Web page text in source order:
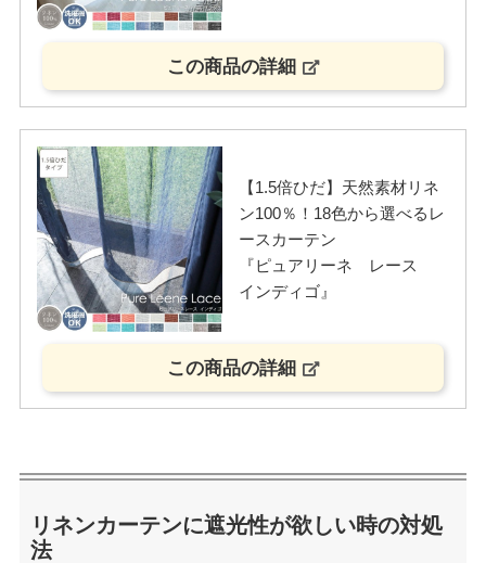
この商品の詳細
【1.5倍ひだ】天然素材リネ
ン100％！18色から選べるレ
ースカーテン
『ピュアリーネ レース
インディゴ』
この商品の詳細
リネンカーテンに遮光性が欲しい時の対処
法